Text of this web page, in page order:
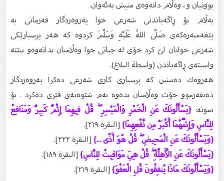
بوونیان و، وەڵام دانەوەی منیش بەئەوان.
بەڵام بۆ ڕاگەیاندنی شەرعی خوا پەروەردگار فەرمانی بە
پێغەمبەرەكەی صَلَّى اللهُ عَلَيْهِ وَسَلَّمَ كردوە كە هەر پرسیارێكی
شەرعی خوایان لێ‌ كرد خۆی لە جیاتی خوا وەڵامیان بداتەوەو ببێتە
واسیتەی ڕاگەیاندن (واسطة البلاغ).
هەروەك دەبینین كە پرسیاری كاری شەرعی دەكرا پەروەردگار
دەیفەرموو خۆت وەڵامیان بدەوە بەم شێوەیەی فێری دەكرد . بۆ
نمونە:{يَسْأَلُونَكَ عَنِ الْخَمْرِ وَالْمَيْسِرِ ۖ قُلْ فِيهِمَا إِثْمٌ كَبِيرٌ وَمَنَافِعُ
لِلنَّاسِ وَإِثْمُهُمَا أَكْبَرُ مِن نَّفْعِهِمَا}[البقرة ٢١٩].
{وَيَسْأَلُونَكَ عَنِ الْمَحِيضِ ۖ قُلْ هُوَ أَذًى ...}[البقرة ٢٢٢].
{يَسْأَلُونَكَ عَنِ الْأَهِلَّةِ ۖ قُلْ هِيَ مَوَاقِيتُ لِلنَّاسِ}[البقرة ١٨٩].
{وَيَسْأَلُونَكَ مَاذَا يُنفِقُونَ قُلِ الْعَفْوَ}[البقرة ٢١٩].